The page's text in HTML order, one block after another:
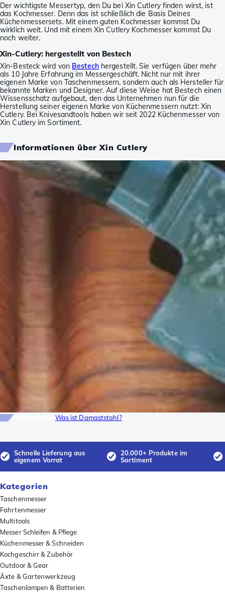
Der wichtigste Messertyp, den Du bei Xin Cutlery finden wirst, ist
das Kochmesser. Denn das ist schließlich die Basis Deines
Küchenmessersets. Mit einem guten Kochmesser kommst Du
wirklich weit. Und mit einem Xin Cutlery Kochmesser kommst Du
noch weiter.
Xin-Cutlery: hergestellt von Bestech
Xin-Besteck wird von Bestechhergestellt. Sie verfügen über mehr
als 10 Jahre Erfahrung im Messergeschäft. Nicht nur mit ihrer
eigenen Marke von Taschenmessern, sondern auch als Hersteller für
bekannte Marken und Designer. Auf diese Weise hat Bestech einen
Wissensschatz aufgebaut, den das Unternehmen nun für die
Herstellung seiner eigenen Marke von Küchenmessern nutzt: Xin
Cutlery. Bei Knivesandtools haben wir seit 2022 Küchenmesser von
Xin Cutlery im Sortiment.
Informationen über Xin Cutlery
Was ist Damaststahl?
Schnelle Lieferung aus
eigenem Vorrat
20.000+ Produkte im
Sortiment
Kategorien
Taschenmesser
Fahrtenmesser
Multitools
Messer Schleifen & Pflege
Küchenmesser & Schneiden
Kochgeschirr & Zubehör
Outdoor & Gear
Äxte & Gartenwerkzeug
Taschenlampen & Batterien